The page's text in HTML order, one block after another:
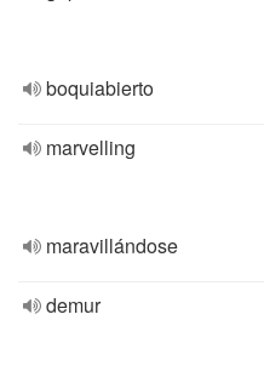
boquiabierto
marvelling
maravillándose
demur